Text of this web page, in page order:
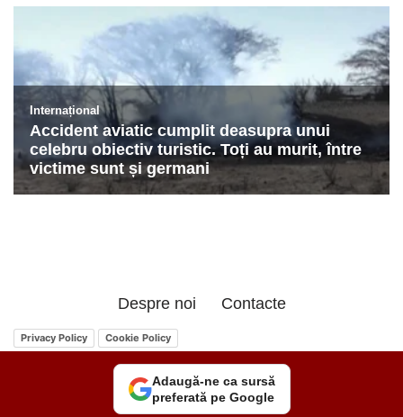
Despre noi Contacte
Privacy Policy Cookie Policy
Adaugă-ne ca sursă
preferată pe Google